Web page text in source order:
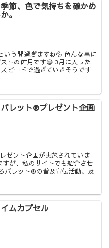
節、色で気持ちを確かめ
。
う間過ぎますね💦 色んな事に
トの佐月です😅 3月に入った
ピードで過ぎていきそうです
レット®プレゼント企画
ゼント企画が実施されていま
が、私のサイトでも紹介させ
パレット®の普及宣伝活動、及
ムカプセル